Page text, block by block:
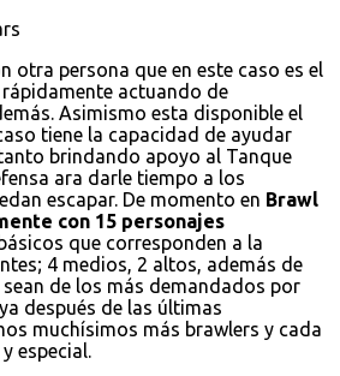
otra persona que en este caso es el
actuando de
Asimismo esta disponible el
tiene la capacidad de ayudar
brindando apoyo al Tanque
ara darle tiempo a los
escapar. De momento en Brawl
con 15 personajes
que corresponden a la
4 medios, 2 altos, además de
de los más demandados por
después de las últimas
muchísimos más brawlers y cada
especial.